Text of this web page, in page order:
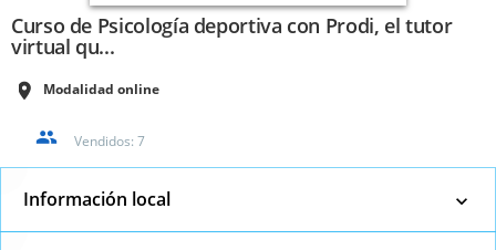
Curso de Psicología deportiva con Prodi, el tutor
virtual qu...
Modalidad online
Vendidos: 7
Información local